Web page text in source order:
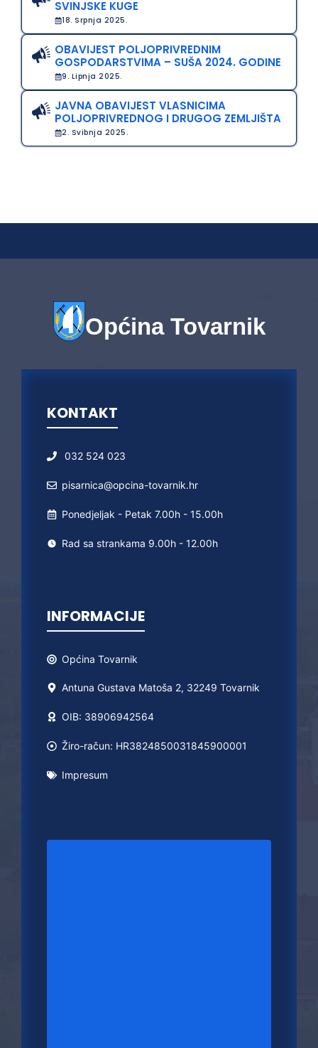
SVINJSKE KUGE
18. Srpnja 2025.
OBAVIJEST POLJOPRIVREDNIM
GOSPODARSTVIMA – SUŠA 2024. GODINE
9. Lipnja 2025.
JAVNA OBAVIJEST VLASNICIMA
POLJOPRIVREDNOG I DRUGOG ZEMLJIŠTA
2. Svibnja 2025.
Općina Tovarnik
KONTAKT
032 524 023
pisarnica@opcina-tovarnik.hr
Ponedjeljak - Petak 7.00h - 15.00h
Rad sa strankama 9.00h - 12.00h
INFORMACIJE
Općina Tovarnik
Antuna Gustava Matoša 2, 32249 Tovarnik
OIB: 38906942564
Žiro-račun: HR3824850031845900001
Impresum